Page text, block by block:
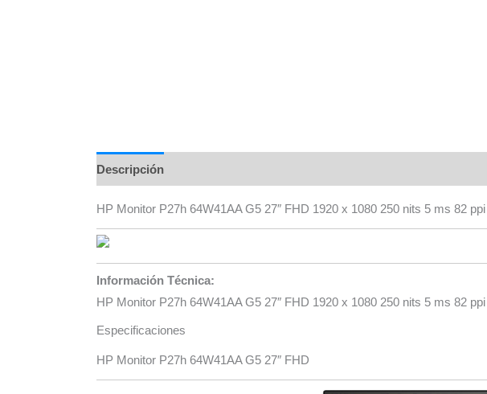
Descripción
HP Monitor P27h 64W41AA G5 27″ FHD 1920 x 1080 250 nits 5 ms 82
Información Técnica:
HP Monitor P27h 64W41AA G5 27″ FHD 1920 x 1080 250 nits 5 ms 82
Especificaciones
HP Monitor P27h 64W41AA G5 27″ FHD